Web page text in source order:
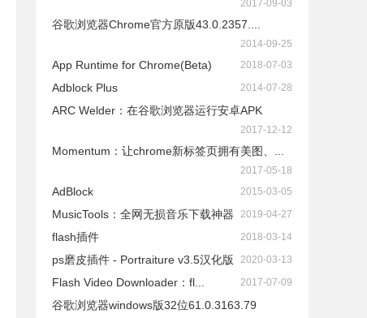
2017-09-03
谷歌浏览器Chrome官方原版43.0.2357....
2014-09-25
App Runtime for Chrome(Beta) 2018-07-03
Adblock Plus 2014-07-28
ARC Welder：在谷歌浏览器运行安卓APK
2017-12-12
Momentum：让chrome新标签页拥有美图、...
2017-05-18
AdBlock 2015-03-05
​MusicTools：全网无损音乐下载神器 2019-04-27
flash插件 2018-03-14
ps磨皮插件 - Portraiture v3.5汉化版 2020-03-13
Flash Video Downloader：fl... 2017-07-09
谷歌浏览器windows版32位61.0.3163.79